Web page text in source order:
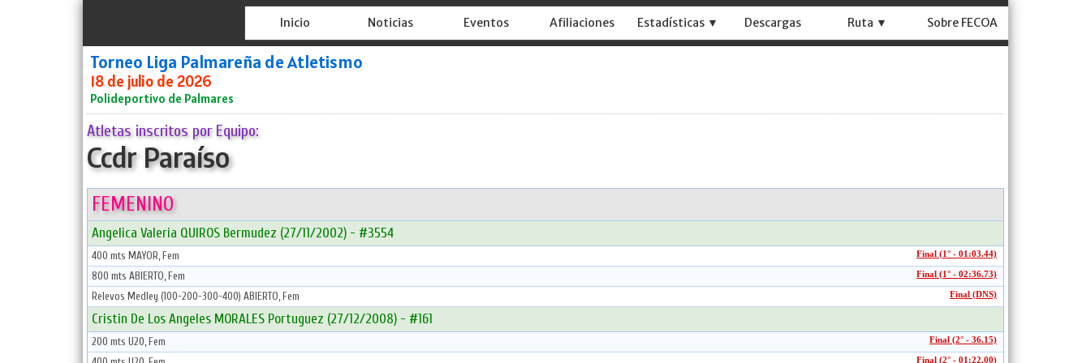
Inicio Noticias Eventos Afiliaciones Estadísticas ▼ Descargas Ruta ▼ Sobre FECOA
Torneo Liga Palmareña de Atletismo
18 de julio de 2026
Polideportivo de Palmares
Atletas inscritos por Equipo:
Ccdr Paraíso
FEMENINO
Angelica Valeria QUIROS Bermudez (27/11/2002) - #3554
400 mts MAYOR, Fem Final (1° - 01:03.44)
800 mts ABIERTO, Fem Final (1° - 02:36.73)
Relevos Medley (100-200-300-400) ABIERTO, Fem Final (DNS)
Cristin De Los Angeles MORALES Portuguez (27/12/2008) - #161
200 mts U20, Fem Final (2° - 36.15)
Final (2° - 01:22.00)